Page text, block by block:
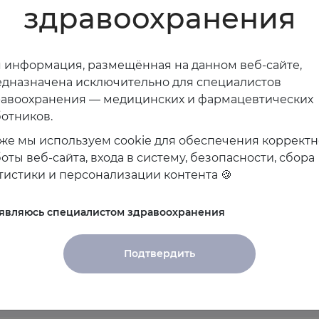
спикера
здравоохранения
информация, размещённая на данном веб-сайте,
исключительно для специалистов
— медицинских и фармацевтических
мы используем cookie для обеспечения
веб-сайта, входа в систему, безопасности, сбора
и персонализации контента 🍪
специалистом здравоохранения
Подтвердить